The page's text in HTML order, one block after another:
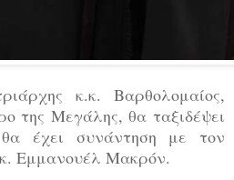
κ.κ. Βαρθολομαίος,
της Μεγάλης, θα ταξιδέψει
έχει συνάντηση με τον
Εμμανουέλ Μακρόν.